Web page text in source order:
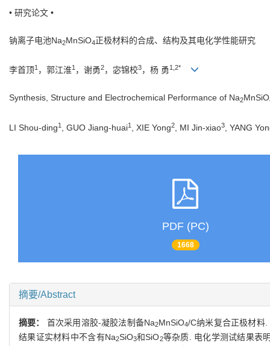
• 研究论文 •
钠离子电池Na2MnSiO4正极材料的合成、结构及其电化学性能研究
李首顶1 ，郭江淮1 ，谢勇2，宓锦校3，杨 勇1,2*
Synthesis, Structure and Electrochemical Performance of Na2MnSiO
LI Shou-ding1 , GUO Jiang-huai1 , XIE Yong2 , MI Jin-xiao3 , YANG
PDF (PC)
1668
摘要/Abstract
摘要： 首次采用溶胶-凝胶法制备Na2MnSiO4/C纳米复合正极材料
结果证实材料中不含有Na2SiO3和SiO2等杂质. 电化学测试结果表